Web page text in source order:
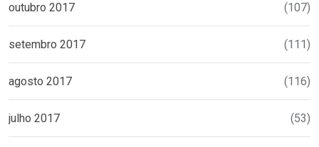
outubro 2017 (107)
setembro 2017 (111)
agosto 2017 (116)
julho 2017 (53)